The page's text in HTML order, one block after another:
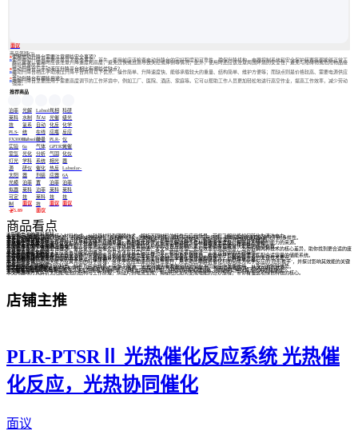
面议
商品答疑(3)
问使用电动升降台需要注意哪些安全事项？
答使用电动升降台需要注意以下安全事项：首先，使用前应该检查电动升降台的完好程度和可靠性，确保升降机构、电器控制系统和安全保护装置等都能够正常工
作；其次，使用时应该注意升降速度和高度，避免过快或过高导致失控或摔倒等情况；此外，使用时还应该注意周围环境的安全性，避免与障碍物或危险物品接
触导致事故发生。
问电动升降台与手动液压升降平台相比有哪些优缺点？
答电动升降台相比手动液压升降平台具有以下优点：操作简单、升降速度快、能够承载较大的重量、结构简单、维护方便等；而缺点则是价格较高、需要电源供应
等。
问电动升降台有哪些用途？
答电动升降台主要应用于需要高度调节的工作环境中，例如工厂、医院、酒店、家庭等。它可以帮助工作人员更加轻松地进行高空作业，提高工作效率，减少劳动
强度。
推荐商品
泊菲
莱科
技
PLS-
FX300HU
实验
室氙
灯光
源
太阳
光模
拟器
可定
制
￥5.89
万
光解
水制
氢系
统
Labsolar-
6a
光化
学科
研仪
器
泊菲
莱科
技
面议
Labsolar
ⅣAI
自动
在线
微量
气体
分析
系统
催化
剂装
置
泊菲
莱科
技
面议
气相
光催
化反
应瓶
PLR-
GPTR50
气固
相光
热反
应器
泊菲
莱科
技
面议
科研
级光
化学
反应
仪
光催
化仪
器
Labsolar-
6A
泊菲
莱科
技
面议
商品看点
太阳能电池的原料揭秘
本文揭示太阳能电池的核心材料构成，从硅基材料到薄膜技术，解析不同材料的特性与应用场景，带您了解光能如何转化为清洁电力。
催化剂6大类型
本文介绍6种常见催化剂类型，包括均相催化剂、多相催化剂、生物催化剂等，解析其特点与应用场景，帮助读者快速理解催化剂的多样性。
滤光片如何玩转光线
本文生动解析滤光片如何通过选择性透光改变光线特性，从色彩滤镜到红外摄影的应用原理，揭秘这层薄片背后的光学魔法。
活性炭灰的冶炼奥秘
本文揭秘活性炭灰的冶炼过程，从原料选择到高温处理，再到活化步骤，带你了解这种多孔材料的诞生之旅，解答其独特吸附能力的来源。
光热催化三步走
本文用三步拆解光热催化氧化板的工作原理：从阳光捕捉到能量转化，再到污染物分解，带你看懂这项环保科技的核心流程。
太阳能电池的电压电流
本文解析太阳能电池的工作电压和工作电流的定义，探讨其在实际应用中的表现及影响因素，帮助读者理解光伏发电的核心参数。
盐废水净化术：催化VS电催化
当含盐废水遇上高级氧化技术，催化氧化与电催化氧化如何各显神通？本文从反应原理、处理效率到适用场景，为你拆解两种技术的核心差异，助你找到更合适的废
水处理方案。
反应釜去功能化解析
本文深入浅出地解释了反应釜去功能化的概念、常见方法及其实际应用场景，帮助读者理解这一工业过程中的关键操作。
家用太阳能电池怎么选
本文解析家用太阳能蓄电池容量选择的关键因素，包括日常用电量计算、天气影响及扩容技巧，帮助用户根据实际需求匹配合适容量的储能系统。
丙烷脱氢催化剂制造
本文揭秘丙烷脱氢催化剂的制造流程，从原料选择到成型活化，带你了解这种工业催化剂背后的科学工艺，解析每一步的关键技术要点。
二氧化碳焊接技巧
本文详细介绍二氧化碳焊接的基本走法、操作要点及常见问题解决方案，帮助初学者快速掌握焊接技巧，提升焊接质量。
催化剂有多强
本文揭秘催化剂的强大能力及其背后的科学原理，从化学反应加速到选择性提升，用生动比喻解析催化剂如何成为化学反应的‘隐形推手’，并探讨影响其效能的关键
因素。
亚当斯催化剂的秘密
本文揭秘亚当斯催化剂的种类、特性及应用场景，带你了解这一化学领域的重要催化剂如何在不同反应中发挥作用，以及它的独特优势。
N型太阳能电池揭秘
本文解析N型太阳能电池的结构特性，对比传统P型电池的差异，并探讨其在光伏领域的应用前景，帮助读者理解这一技术的核心优势。
48V电池太阳能充电指南
本文解答48V 340Ah电池需要多少块太阳能板才能充满，分析太阳能板功率、日照时间等关键因素，并提供实用计算方法和优化建议。
太阳能电池解密
本文用趣味方式解析太阳能电池的结构与工作原理，从硅片到电流生成，揭秘阳光如何变成电能的奇妙旅程，带你看懂这项绿色科技的核心。
店铺主推
PLR-PTSRⅡ 光热催化反应系统 光热催
化反应，光热协同催化
面议